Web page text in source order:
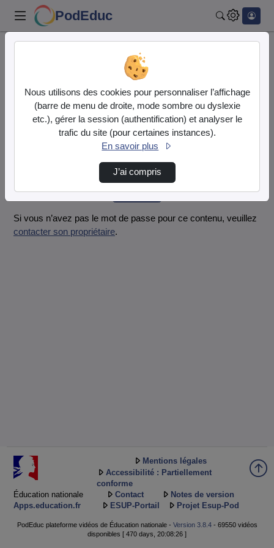
PodEduc
Cinemagique_2026.mov
Mot de passe requis
Cette vidéo est protégée par un mot de passe, veuillez le
fournir et cliquez sur envoyer.
Envoyer
Si vous n’avez pas le mot de passe pour ce contenu, veuillez
contacter son propriétaire.
Éducation nationale
Apps.education.fr
Mentions légales
Accessibilité : Partiellement
conforme
Contact
Notes de version
ESUP-Portail
Projet Esup-Pod
PodEduc plateforme vidéos de Éducation nationale - Version 3.8.4- 69550 vidéos
disponibles [ 470 days, 20:08:26 ]
Nous utilisons des cookies pour personnaliser l’affichage
(barre de menu de droite, mode sombre ou dyslexie
etc.), gérer la session (authentification) et analyser le
trafic du site (pour certaines instances).
En savoir plus
J’ai compris